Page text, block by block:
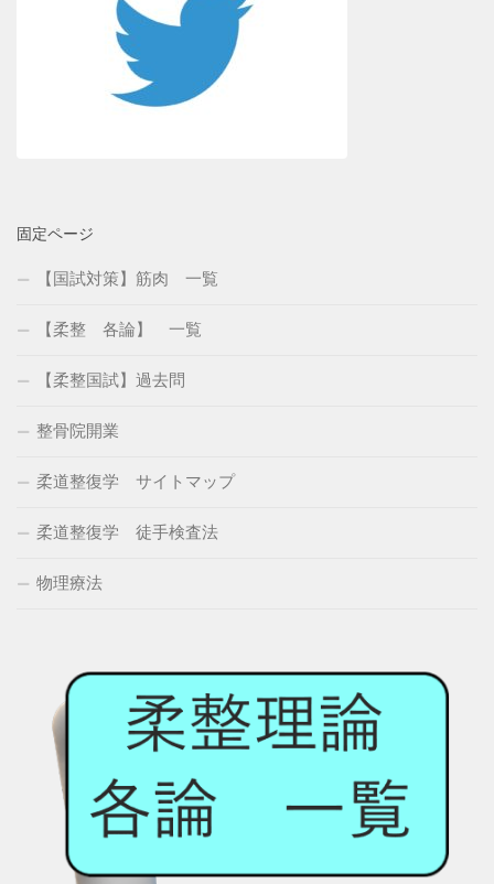
固定ページ
【国試対策】筋肉 一覧
【柔整 各論】 一覧
【柔整国試】過去問
整骨院開業
柔道整復学 サイトマップ
柔道整復学 徒手検査法
物理療法